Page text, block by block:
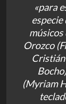
«para
especie
Orozco
(Myriam